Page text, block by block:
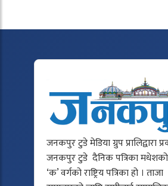
जनकपुर टुडे मेडिया ग्रुप प्रालिद्वारा
जनकपुर टुडे दैनिक पत्रिका
‘क’ वर्गको राष्ट्रिय पत्रिका हो । ताजा